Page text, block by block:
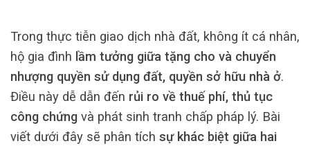
Trong thực tiễn giao dịch nhà đất, không ít cá nhân,
hộ gia đình lầm tưởng giữa tặng cho và chuyển
nhượng quyền sử dụng đất, quyền sở hữu nhà ở.
Điều này dễ dẫn đến rủi ro về thuế phí, thủ tục
công chứng và phát sinh tranh chấp pháp lý. Bài
viết dưới đây sẽ phân tích sự khác biệt giữa hai